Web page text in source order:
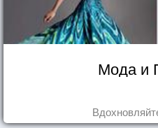
Мода и